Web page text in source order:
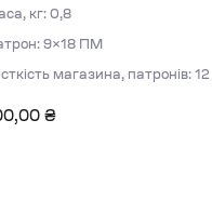
кг: 0,8
9×18 ПМ
магазина, патронів: 12
₴